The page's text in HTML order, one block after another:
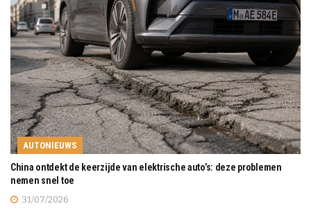
AUTONIEUWS
China ontdekt de keerzijde van elektrische auto’s: deze problemen
nemen snel toe
31/07/2026